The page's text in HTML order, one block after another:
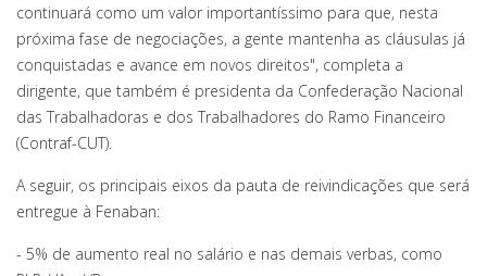
continuará como um valor importantíssimo para que, nesta
próxima fase de negociações, a gente mantenha as cláusulas já
conquistadas e avance em novos direitos", completa a
dirigente, que também é presidenta da Confederação Nacional
das Trabalhadoras e dos Trabalhadores do Ramo Financeiro
(Contraf-CUT).
A seguir, os principais eixos da pauta de reivindicações que será
entregue à Fenaban:
- 5% de aumento real no salário e nas demais verbas, como